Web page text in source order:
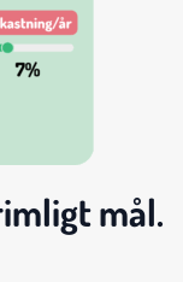
mål.